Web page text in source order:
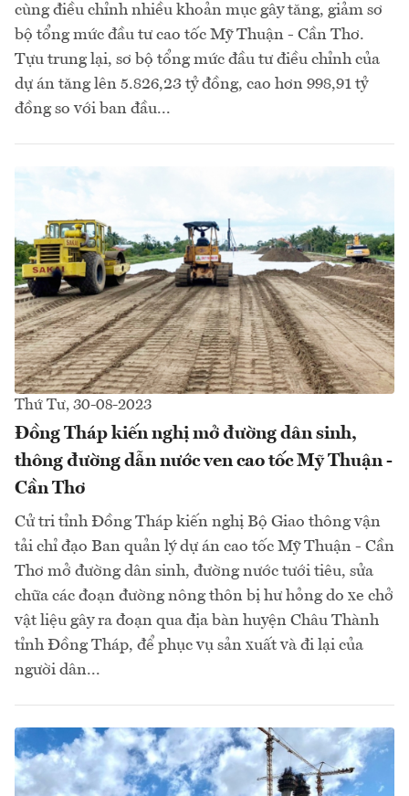
cùng điều chỉnh nhiều khoản mục gây tăng, giảm sơ
bộ tổng mức đầu tư cao tốc Mỹ Thuận - Cần Thơ.
Tựu trung lại, sơ bộ tổng mức đầu tư điều chỉnh của
dự án tăng lên 5.826,23 tỷ đồng, cao hơn 998,91 tỷ
đồng so với ban đầu...
Thứ Tư, 30-08-2023
Đồng Tháp kiến nghị mở đường dân sinh,
thông đường dẫn nước ven cao tốc Mỹ Thuận -
Cần Thơ
Cử tri tỉnh Đồng Tháp kiến nghị Bộ Giao thông vận
tải chỉ đạo Ban quản lý dự án cao tốc Mỹ Thuận - Cần
Thơ mở đường dân sinh, đường nước tưới tiêu, sửa
chữa các đoạn đường nông thôn bị hư hỏng do xe chở
vật liệu gây ra đoạn qua địa bàn huyện Châu Thành
tỉnh Đồng Tháp, để phục vụ sản xuất và đi lại của
người dân...